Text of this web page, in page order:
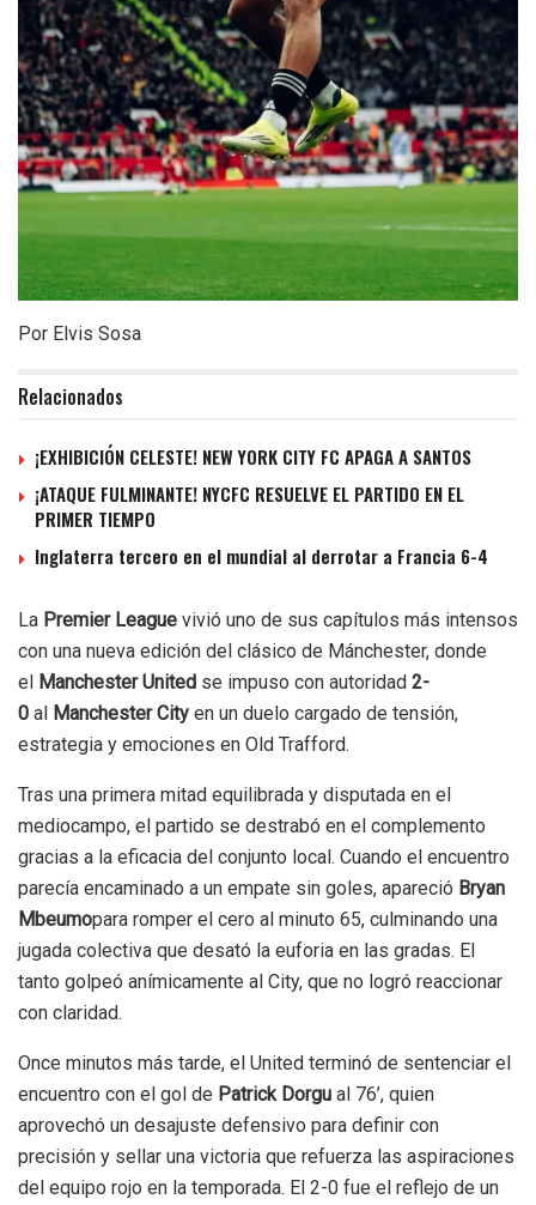
Por Elvis Sosa
Relacionados
¡EXHIBICIÓN CELESTE! NEW YORK CITY FC APAGA A SANTOS
¡ATAQUE FULMINANTE! NYCFC RESUELVE EL PARTIDO EN EL
PRIMER TIEMPO
Inglaterra tercero en el mundial al derrotar a Francia 6-4
La Premier League vivió uno de sus capítulos más intensos
con una nueva edición del clásico de Mánchester, donde
el Manchester United se impuso con autoridad 2-
0 al Manchester City en un duelo cargado de tensión,
estrategia y emociones en Old Trafford.
Tras una primera mitad equilibrada y disputada en el
mediocampo, el partido se destrabó en el complemento
gracias a la eficacia del conjunto local. Cuando el encuentro
parecía encaminado a un empate sin goles, apareció Bryan
Mbeumopara romper el cero al minuto 65, culminando una
jugada colectiva que desató la euforia en las gradas. El
tanto golpeó anímicamente al City, que no logró reaccionar
con claridad.
Once minutos más tarde, el United terminó de sentenciar el
encuentro con el gol de Patrick Dorgu al 76’, quien
aprovechó un desajuste defensivo para definir con
precisión y sellar una victoria que refuerza las aspiraciones
del equipo rojo en la temporada. El 2-0 fue el reflejo de un